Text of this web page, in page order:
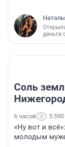
деньги
Соль
6 часов 5 590
«Ну вот и
молодым